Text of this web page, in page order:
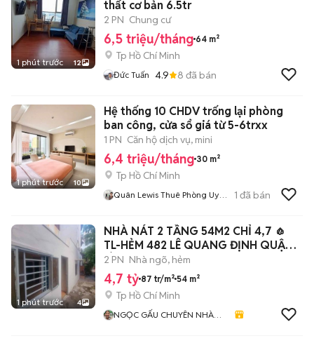
1 phút trước 12
thất cơ bản 6.5tr
2 PN Chung cư
6,5 triệu/tháng 64 m²
Tp Hồ Chí Minh
Đức Tuấn 4.9 8 đã bán
1 phút trước 10
Hệ thống 10 CHDV trống lại phòng
ban công, cửa sổ giá từ 5-6trxx
1 PN Căn hộ dịch vụ, mini
6,4 triệu/tháng 30 m²
Tp Hồ Chí Minh
Quân Lewis Thuê Phòng Uy
1 đã bán
1 phút trước 4
NHÀ NÁT 2 TẦNG 54M2 CHỈ 4,7 🧄
TL-HẺM 482 LÊ QUANG ĐỊNH QUẬN
BÌNH THẠNH
2 PN Nhà ngõ, hẻm
4,7 tỷ 87 tr/m² 54 m²
Tp Hồ Chí Minh
NGỌC GẤU CHUYÊN NHÀ